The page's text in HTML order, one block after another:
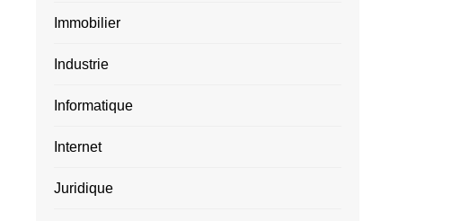
Immobilier
Industrie
Informatique
Internet
Juridique